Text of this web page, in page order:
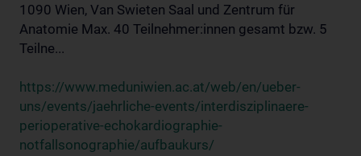
1090 Wien, Van Swieten Saal und Zentrum für
Anatomie Max. 40 Teilnehmer:innen gesamt bzw. 5
Teilne...
https://www.meduniwien.ac.at/web/en/ueber-
uns/events/jaehrliche-events/interdisziplinaere-
perioperative-echokardiographie-
notfallsonographie/aufbaukurs/